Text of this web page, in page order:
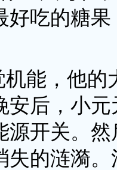
好吃的糖
机能，他
安后，小
源开关。
失的涟漪